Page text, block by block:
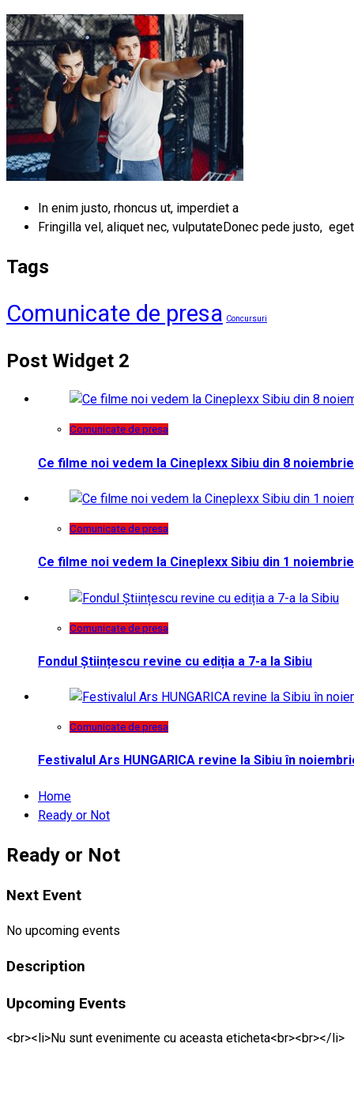
In enim justo, rhoncus ut, imperdiet a
Fringilla vel, aliquet nec, vulputateDonec pede justo,
Tags
Comunicate de presa Concursuri
Post Widget 2
Comunicate de presa
Ce filme noi vedem la Cineplexx Sibiu din 8 noiembrie
Comunicate de presa
Ce filme noi vedem la Cineplexx Sibiu din 1 noiembrie
Comunicate de presa
Fondul Științescu revine cu ediția a 7-a la Sibiu
Comunicate de presa
Festivalul Ars HUNGARICA revine la Sibiu în
Home
Ready or Not
Ready or Not
Next Event
No upcoming events
Description
Upcoming Events
<br><li>Nu sunt evenimente cu aceasta eticheta<br><br></li>